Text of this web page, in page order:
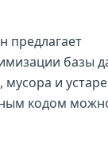
предлагает
базы
мусора и
кодом